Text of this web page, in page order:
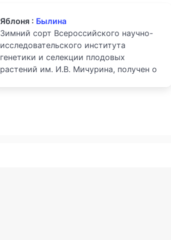
Яблоня : Былина
Зимний сорт Всероссийского научно-
исследовательского института
генетики и селекции плодовых
растений им. И.В. Мичурина, получен о